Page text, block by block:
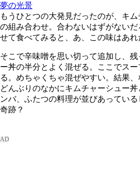
夢の光景
もうひとつの大発見だったのが、キ
の組み合わせ。合わないはずがない
せて食べてみると、あ、この味はあ
そこで辛味噌を思い切って追加し、
ー丼の半分とよく混ぜる。ここでスー
る。めちゃくちゃ混ぜやすい。結果
どんぶりのなかにキムチャーシュー
ンバ、ふたつの料理が並びあっている
奇跡？